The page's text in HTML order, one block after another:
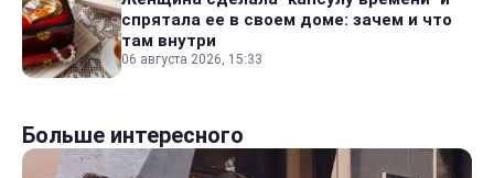
спрятала ее в своем доме: зачем и что
там внутри
06 августа 2026, 15:33
Больше интересного